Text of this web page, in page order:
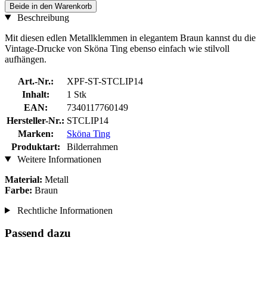
Beide in den Warenkorb
Beschreibung
Mit diesen edlen Metallklemmen in elegantem Braun kannst du die
Vintage-Drucke von Sköna Ting ebenso einfach wie stilvoll
aufhängen.
Art.-Nr.:
XPF-ST-STCLIP14
Inhalt:
1 Stk
EAN:
7340117760149
Hersteller-Nr.: STCLIP14
Marken:
Sköna Ting
Produktart:
Bilderrahmen
Weitere Informationen
Material: Metall
Farbe: Braun
Rechtliche Informationen
Passend dazu